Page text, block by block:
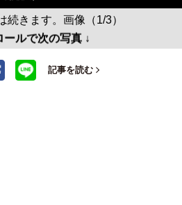
続きます。画像（1/3）
ールで次の写真 ↓
記事を読む